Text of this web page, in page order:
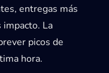
entregas más
impacto. La
picos de
hora.